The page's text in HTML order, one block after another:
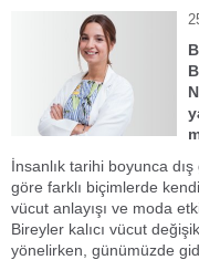
İnsanlık tarihi boyunca
göre farklı biçimlerde
vücut anlayışı ve moda
Bireyler kalıcı vücut
yönelirken, günümüzde